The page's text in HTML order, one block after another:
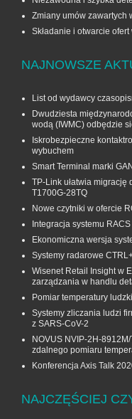
Zmiany umów zawartych
Składanie i otwarcie
NAJNOWSZE
List od wydawcy
Dwudziesta
wodą (IWMC) odbędzie
Iskrobezpieczne
wybuchem
Smart Terminal marki
TP-Link ułatwia migrację
T1700G‑28TQ
Nowe czytniki w ofercie
Integracja systemu
Ekonomiczna wersja
Systemy radarowe
Wisenet Retail Insight w
zarządzania w handlu
Pomiar temperatury
Systemy zliczania ludzi
z SARS-CoV-2
NOVUS NVIP-2H-
zdalnego pomiaru
Konferencja Axis Talk
NAJCZĘŚCIEJ